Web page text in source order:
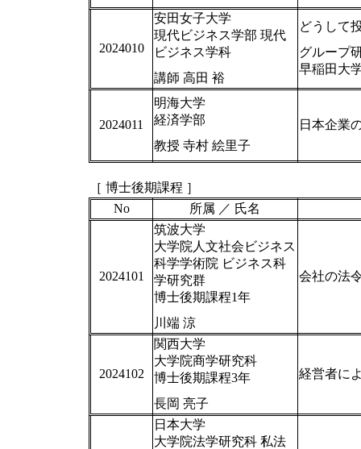
2024010
安田女子大学
現代ビジネス学部 現代
ビジネス学科
講師 高田 裕
どうして
グループ
早稲田大
2024011
明海大学
経済学部
教授 寺村 絵里子
日本企業
［ 博士後期課程 ］
No
所属 ／ 氏名
2024101
筑波大学
大学院人文社会ビジネス
科学学術院 ビジネス科
学研究群
博士後期課程1年
川端 涼
会社の法
2024102
関西大学
大学院商学研究科
博士後期課程3年
長岡 亮子
経営者に
日本大学
大学院法学研究科 私法